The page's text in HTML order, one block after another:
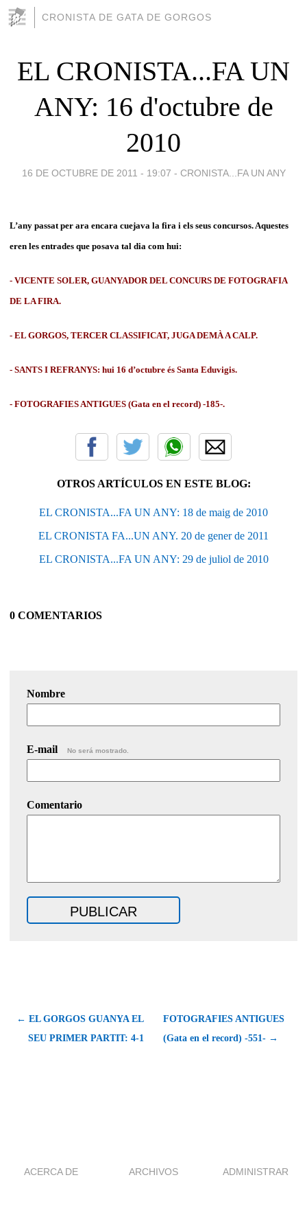
CRONISTA DE GATA DE GORGOS
EL CRONISTA...FA UN
ANY: 16 d'octubre de
2010
16 DE OCTUBRE DE 2011 - 19:07 - CRONISTA...FA UN ANY
L’any passat per ara encara cuejava la fira i els seus concursos. Aquestes
eren les entrades que posava tal dia com hui:
- VICENTE SOLER, GUANYADOR DEL CONCURS DE FOTOGRAFIA
DE LA FIRA.
- EL GORGOS, TERCER CLASSIFICAT, JUGA DEMÀ A CALP.
- SANTS I REFRANYS: hui 16 d’octubre és Santa Eduvigis.
- FOTOGRAFIES ANTIGUES (Gata en el record) -185-.
OTROS ARTÍCULOS EN ESTE BLOG:
EL CRONISTA...FA UN ANY: 18 de maig de 2010
EL CRONISTA FA...UN ANY. 20 de gener de 2011
EL CRONISTA...FA UN ANY: 29 de juliol de 2010
0 COMENTARIOS
Nombre
E-mail No será mostrado.
Comentario
← EL GORGOS GUANYA EL
SEU PRIMER PARTIT: 4-1
FOTOGRAFIES ANTIGUES
(Gata en el record) -551- →
ACERCA DE ARCHIVOS ADMINISTRAR